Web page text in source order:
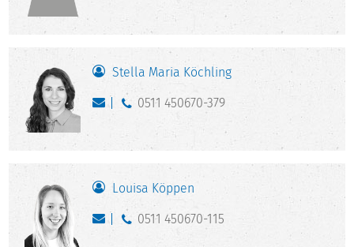
Stella Maria Köchling
0511 450670-379
Louisa Köppen
0511 450670-115